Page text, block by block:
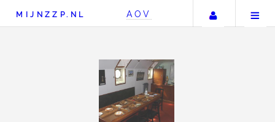
MIJNZZP.NL AOV Uw